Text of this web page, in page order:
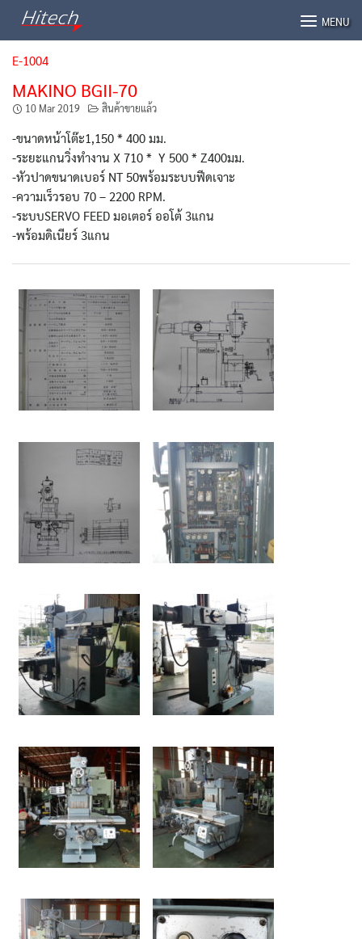
MENU
E-1004
MAKINO BGII-70
10 Mar 2019 สินค้าขายแล้ว
-ขนาดหน้าโต๊ะ1,150 * 400 มม.
-ระยะแกนวิ่งทำงาน X 710 * Y 500 * Z400มม.
-หัวปาดขนาดเบอร์ NT 50พร้อมระบบฟีดเจาะ
-ความเร็วรอบ 70 – 2200 RPM.
-ระบบSERVO FEED มอเตอร์ ออโต้ 3แกน
-พร้อมดิเนียร์ 3แกน